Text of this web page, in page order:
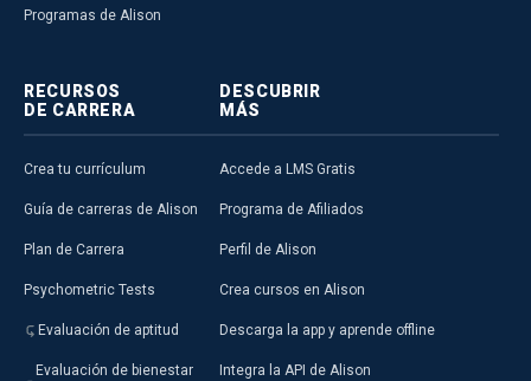
Programas de Alison
RECURSOS
DE CARRERA
Crea tu currículum
Guía de carreras de Alison
Plan de Carrera
Psychometric Tests
Evaluación de aptitud
Evaluación de bienestar
DESCUBRIR
MÁS
Accede a LMS Gratis
Programa de Afiliados
Perfil de Alison
Crea cursos en Alison
Descarga la app y aprende offline
Integra la API de Alison